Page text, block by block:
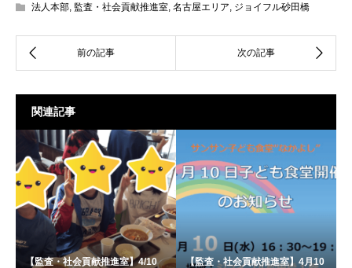
法人本部 監査・社会貢献推進室 名古屋エリア ジョイフル砂田橋
関連記事
【監査・社会貢献推進室】4/10
【監査・社会貢献推進室】4月10